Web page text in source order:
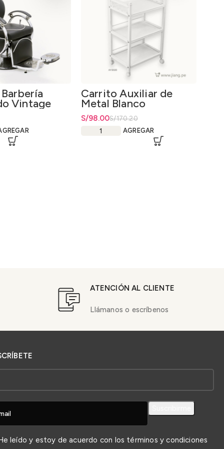
Vintage
Carrito Auxiliar de
Metal Blanco
S/170.20
El precio original era: S/170.20.
S/98.00
El precio actual es: S/98.00.
AGREGAR
ATENCIÓN AL CLIENTE
Llámanos o escríbenos
He leído y estoy de acuerdo con los términos y condiciones